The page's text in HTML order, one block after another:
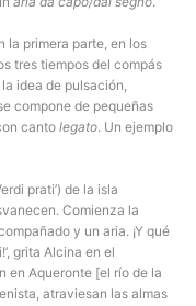
la primera parte, en los
tres tiempos del compás
idea de pulsación,
compone de pequeñas
canto legato. Un ejemplo
prati’) de la isla
Comienza la
y un aria. ¡Y qué
grita Alcina en el
en Aqueronte [el río de la
atraviesan las almas